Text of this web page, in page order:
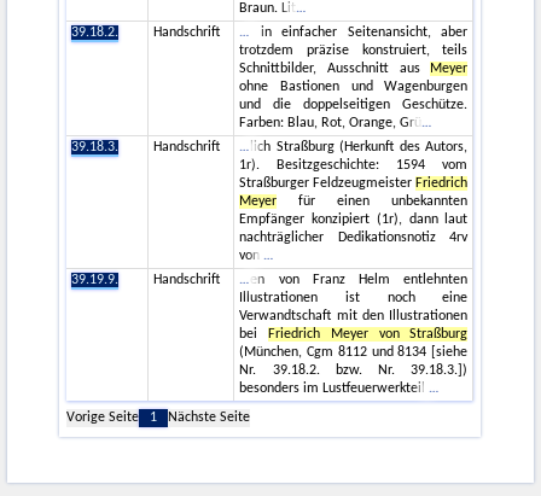
Braun. Lit
39.18.2.
Handschrift
in einfacher Seitenansicht, aber
trotzdem präzise konstruiert, teils
Schnittbilder, Ausschnitt aus
Meyer
ohne Bastionen und Wagenburgen
und die doppelseitigen Geschütze.
Farben: Blau, Rot, Orange, Grü
39.18.3.
Handschrift
lich Straßburg (Herkunft des Autors,
1r). Besitzgeschichte: 1594 vom
Straßburger Feldzeugmeister Friedrich
Meyer für einen unbekannten
Empfänger konzipiert (1r), dann laut
nachträglicher Dedikationsnotiz 4rv
von
39.19.9.
Handschrift
en von Franz Helm entlehnten
Illustrationen ist noch eine
Verwandtschaft mit den Illustrationen
bei Friedrich Meyer von Straßburg
(München, Cgm 8112 und 8134 [siehe
Nr. 39.18.2. bzw. Nr. 39.18.3.])
besonders im Lustfeuerwerkteil
Vorige Seite
1 Nächste Seite